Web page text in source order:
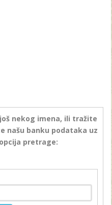
nekog imena, ili tražite
našu banku podataka uz
pretrage: